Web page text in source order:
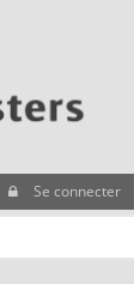
Se connecter